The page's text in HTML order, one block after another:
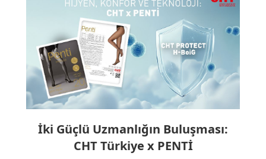
İki Güçlü Uzmanlığın Buluşması:
CHT Türkiye x PENTİ